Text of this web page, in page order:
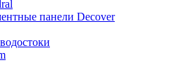
панели Decover